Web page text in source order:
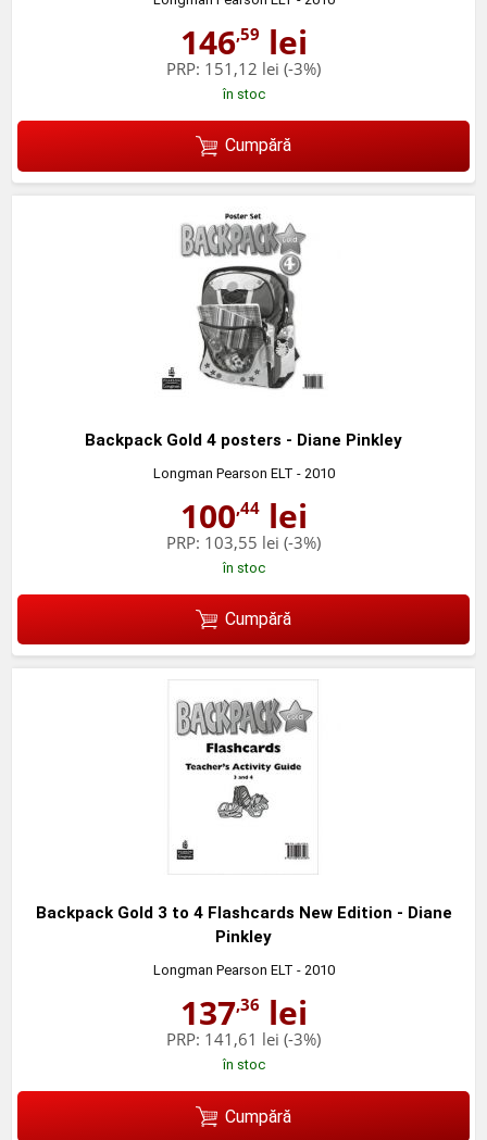
146,59 lei
PRP: 151,12 lei (-3%)
în stoc
Cumpără
Backpack Gold 4 posters - Diane Pinkley
Longman Pearson ELT - 2010
100,44lei
PRP: 103,55 lei (-3%)
în stoc
Cumpără
Backpack Gold 3 to 4 Flashcards New Edition - Diane
Pinkley
Longman Pearson ELT - 2010
137,36 lei
PRP: 141,61 lei (-3%)
în stoc
Cumpără